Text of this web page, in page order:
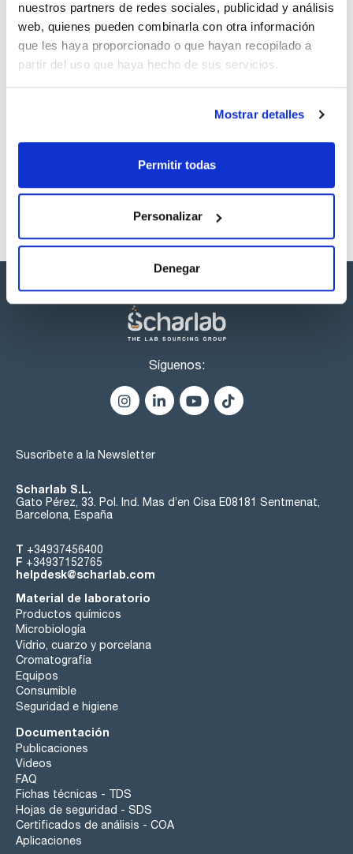
nuestros partners de redes sociales, publicidad y análisis
web, quienes pueden combinarla con otra información
que les haya proporcionado o que hayan recopilado a
partir del uso que haya hecho de sus servicios.
Mostrar detalles
Permitir todas
Personalizar
Denegar
Regístrate para
descargas
Regístrate para
descargas
SDS/ Hoja de seguridad
Regístrate para
descargas
Los productos marcados con esta imagen son
listos para una entrega inmediata.
Síguenos:
Suscríbete a la Newsletter
Scharlab S.L.
Gato Pérez, 33. Pol. Ind. Mas d’en Cisa E08181 Sentmenat,
Barcelona, España
T +34937456400
F +34937152765
helpdesk@scharlab.com
Material de laboratorio
Productos químicos
Microbiología
Vidrio, cuarzo y porcelana
Cromatografía
Equipos
Consumible
Seguridad e higiene
Documentación
Publicaciones
Videos
FAQ
Fichas técnicas - TDS
Hojas de seguridad - SDS
Certificados de análisis - COA
Aplicaciones